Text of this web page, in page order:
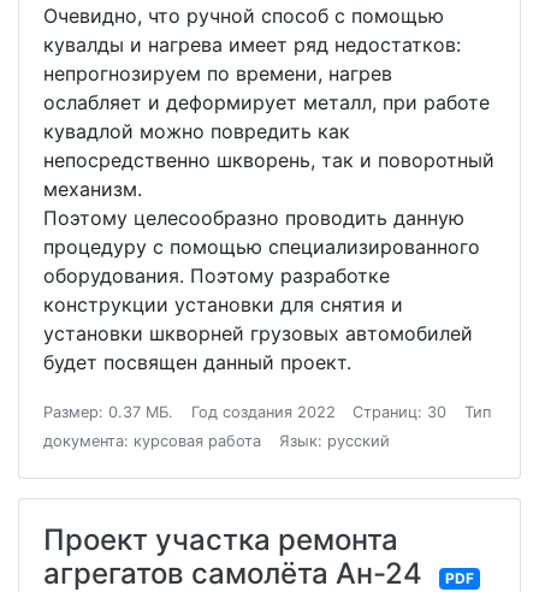
Очевидно, что ручной способ с помощью
кувалды и нагрева имеет ряд недостатков:
непрогнозируем по времени, нагрев
ослабляет и деформирует металл, при работе
кувадлой можно повредить как
непосредственно шкворень, так и поворотный
механизм.
Поэтому целесообразно проводить данную
процедуру с помощью специализированного
оборудования. Поэтому разработке
конструкции установки для снятия и
установки шкворней грузовых автомобилей
будет посвящен данный проект.
Размер: 0.37 МБ. Год создания 2022 Страниц: 30
Тип
документа: курсовая работа
Язык: русский
Проект участка ремонта
агрегатов самолёта Ан-24
PDF